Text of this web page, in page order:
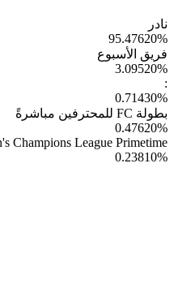
نادر
95.47620%
فريق الأسبوع
3.09520%
:
0.71430%
بطولة FC للمحترفين مباشرةً
0.47620%
Champions League Primetime
0.23810%